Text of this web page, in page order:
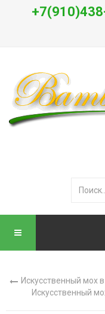
Искусственный мох
Искусственный